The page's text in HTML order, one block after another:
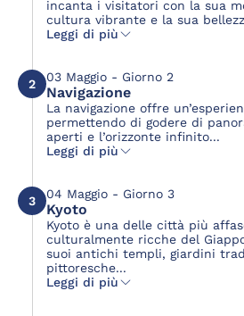
incanta i visitatori con la sua
cultura vibrante e la sua
Leggi di più
2 03 Maggio - Giorno 2
Navigazione
La navigazione offre
permettendo di godere di
aperti e l’orizzonte infinito...
Leggi di più
3 04 Maggio - Giorno 3
Kyoto
Kyoto è una delle città più
culturalmente ricche del
suoi antichi templi, giardini
pittoresche...
Leggi di più